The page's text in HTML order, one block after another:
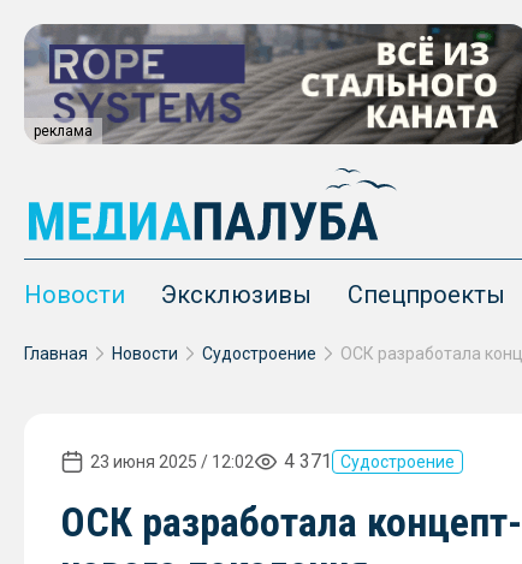
реклама
Новости Эксклюзивы Спецпроекты
Главная Новости Судостроение
23 июня 2025 / 12:02 4 371 Судостроение
ОСК разработала